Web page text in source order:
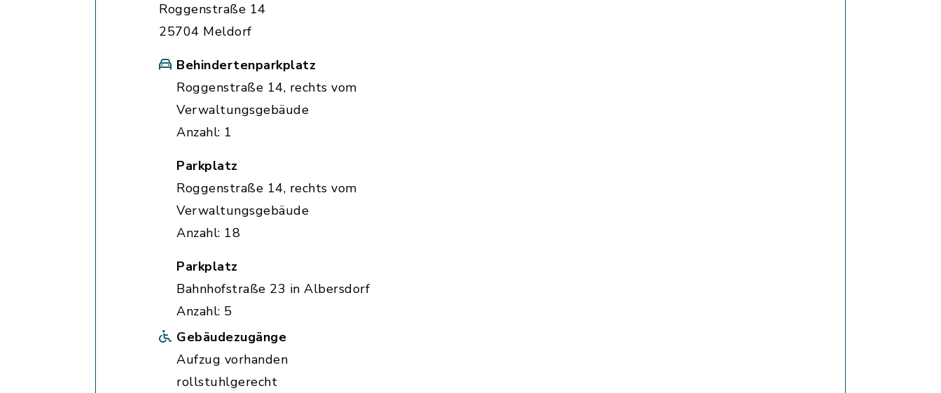
Roggenstraße 14
25704 Meldorf
Behindertenparkplatz
Roggenstraße 14, rechts vom
Verwaltungsgebäude
Anzahl: 1
Parkplatz
Roggenstraße 14, rechts vom
Verwaltungsgebäude
Anzahl: 18
Parkplatz
Bahnhofstraße 23 in Albersdorf
Anzahl: 5
Gebäudezugänge
Aufzug vorhanden
rollstuhlgerecht